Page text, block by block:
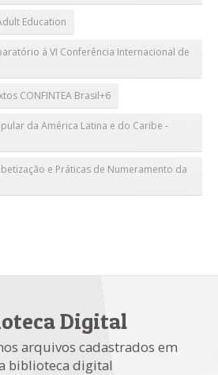
Education
á VI Conferência Internacional de
CONFINTEA Brasil+6
da América Latina e do Caribe -
e Práticas de Numeramento da
Digital
arquivos cadastrados em
biblioteca digital